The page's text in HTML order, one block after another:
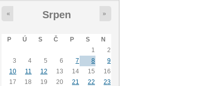
« Srpen »
P Ú S Č P S
N
1
2
3
4 5 6 7 8
9
10
11 12 13 14 15
16
17
18 19 20 21 22
23